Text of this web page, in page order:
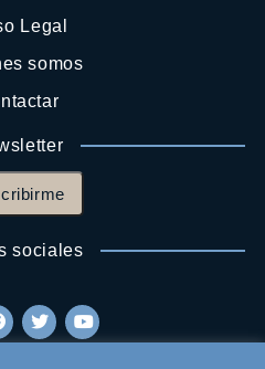
Legal
somos
sociales